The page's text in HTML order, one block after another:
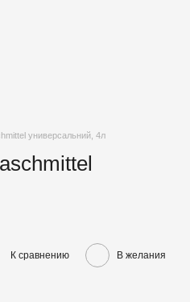
универсальний, 4л
К сравнению В желания